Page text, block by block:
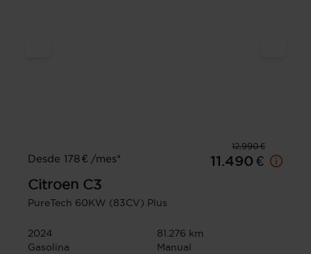
12.990 €
Desde 178 € /mes*
11.490 €
Citroen C3
PureTech 60KW (83CV) Plus
2024
81.276 km
Gasolina
Manual